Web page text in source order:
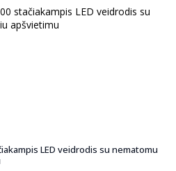
LED veidrodis su nematomu